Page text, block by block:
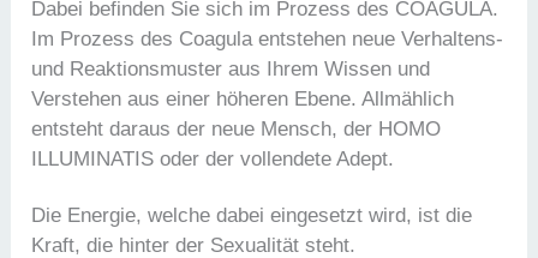
Dabei befinden Sie sich im Prozess des COAGULA.
Im Prozess des Coagula entstehen neue Verhaltens-
und Reaktionsmuster aus Ihrem Wissen und
Verstehen aus einer höheren Ebene. Allmählich
entsteht daraus der neue Mensch, der HOMO
ILLUMINATIS oder der vollendete Adept.
Die Energie, welche dabei eingesetzt wird, ist die
Kraft, die hinter der Sexualität steht.